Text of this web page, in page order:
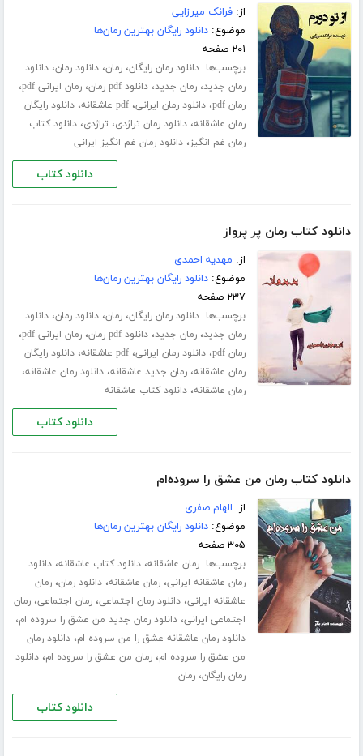
از:فرانک میرزایی
موضوع:دانلود رایگان بهترین رمان‌ها
۲۰۱ صفحه
برچسب‌ها:دانلود رمان رایگان،رمان،دانلود رمان،دانلود
رمان جدید،رمان جدید،دانلود pdf رمان ،رمان ایرانی pdf ،
رمان pdf ،دانلود رمان ایرانی،pdf عاشقانه ،دانلود رایگان
رمان عاشقانه،دانلود رمان تراژدی، تراژدی،دانلود کتاب
رمان غم انگیز،دانلود رمان غم انگیز ایرانی
دانلود کتاب
دانلود کتاب رمان پر پرواز
از: مهدیه احمدی
موضوع:دانلود رایگان بهترین رمان‌ها
۲۳۷ صفحه
برچسب‌ها:دانلود رمان رایگان،رمان،دانلود رمان،دانلود
رمان جدید،رمان جدید،دانلود pdf رمان ،رمان ایرانی pdf ،
رمان pdf ،دانلود رمان ایرانی،pdf عاشقانه ،دانلود رایگان
رمان عاشقانه،رمان جدید عاشقانه،دانلود رمان عاشقانه،
رمان عاشقانه،دانلود کتاب عاشقانه
دانلود کتاب
دانلود کتاب رمان من عشق را سروده‌ام
از: الهام صفری
موضوع:دانلود رایگان بهترین رمان‌ها
۳۰۵ صفحه
برچسب‌ها:رمان عاشقانه،دانلود کتاب عاشقانه،دانلود
رمان عاشقانه ایرانی،رمان عاشقانه،دانلود رمان،رمان
عاشقانه ایرانی،دانلود رمان اجتماعی،رمان اجتماعی،رمان
اجتماعی ایرانی،دانلود رمان جدید من عشق را سروده ام،
دانلود رمان عاشقانه عشق را من سروده ام،دانلود رمان
من عشق را سروده ام،رمان من عشق را سروده ام،دانلود
رمان رایگان،رمان
دانلود کتاب